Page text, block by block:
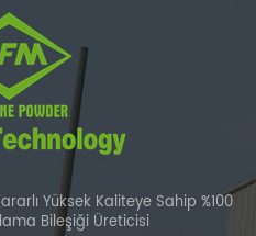
Yüksek Kaliteye Sahip %100
Bileşiği Üreticisi